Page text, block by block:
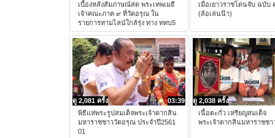
เบื้องหลังสัมภาษณ์สด พระเทพเมธี
เจ้าคณะภาค ๙ ที่วัดอรุณ ใน
รายการทามไลน์ใกล้รุ่ง ทาง ททบ5
เมื่อเยาวราชโดนจับ ฉบับ
(ล้อเล่นน๊า)
03:39
ดู 2,081 ครั้ง
พิธีแห่พระรูปสมเด็จพระเจ้าตากสิน
มหาราชชาววัดอรุณ ประจำปี2561
01
ดู 2,038 ครั้ง
เนื้อตะกั่ว เหรียญสมเด็จ
พระเจ้าตากสินมหาราชช